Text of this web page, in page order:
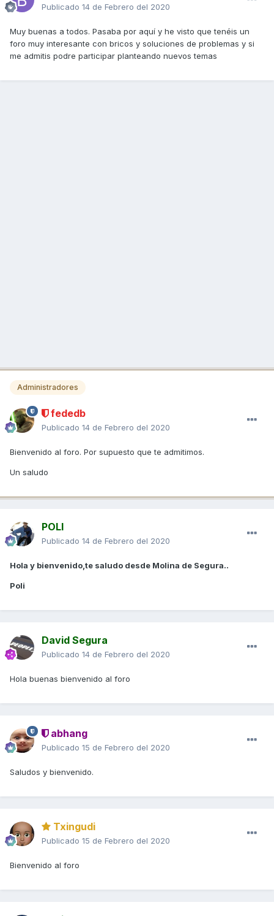
Publicado 14 de Febrero del 2020
Muy buenas a todos. Pasaba por aquí y he visto que tenéis un
foro muy interesante con bricos y soluciones de problemas y si
me admitis podre participar planteando nuevos temas
Administradores
fededb
Publicado 14 de Febrero del 2020
Bienvenido al foro. Por supuesto que te admitimos.
Un saludo
POLI
Publicado 14 de Febrero del 2020
Hola y bienvenido,te saludo desde Molina de Segura..
Poli
David Segura
Publicado 14 de Febrero del 2020
Hola buenas bienvenido al foro
abhang
Publicado 15 de Febrero del 2020
Saludos y bienvenido.
Txingudi
Publicado 15 de Febrero del 2020
Bienvenido al foro